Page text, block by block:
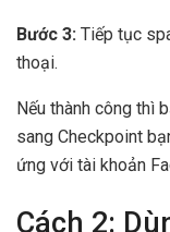
Bước 3: Tiếp tục
thoại.
Nếu thành công thì
sang Checkpoint
ứng với tài khoản
Cách 2: